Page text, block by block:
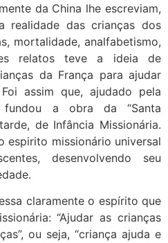
da China lhe escreviam,
realidade das crianças dos
mortalidade, analfabetismo,
relatos teve a ideia de
da França para ajudar
assim que, ajudado pela
fundou a obra da “Santa
de Infância Missionária.
espirito missionário universal
desenvolvendo seu
claramente o espírito que
“Ajudar as crianças
ou seja, “criança ajuda e